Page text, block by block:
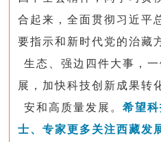
合起来，全面贯彻习近平
要指示和新时代党的治藏
生态、强边四件大事，
展，加快科技创新成果转
安和高质量发展。希望
士、专家更多关注西藏发